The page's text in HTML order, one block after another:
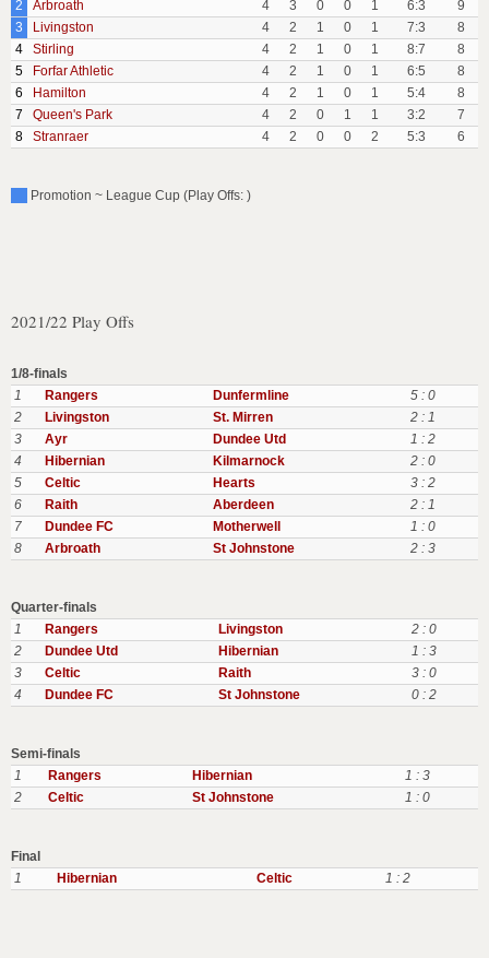
2 Arbroath 4 3 0 0 1 6:3
9
3
Livingston 4 2 1 0 1 7:3
8
4
Stirling 4 2 1 0 1 8:7
8
5
Forfar Athletic 4 2 1 0 1 6:5
8
6
Hamilton 4 2 1 0 1 5:4
8
7
Queen's Park 4 2 0 1 1 3:2
7
8
Stranraer 4 2 0 0 2 5:3 6
Promotion ~ League Cup (Play Offs: )
2021/22 Play Offs
1/8-finals
1
Rangers Dunfermline
5 : 0
2
Livingston St. Mirren
2 : 1
3
Ayr Dundee Utd
1 : 2
4
Hibernian Kilmarnock
2 : 0
5
Celtic Hearts
3 : 2
6
Raith Aberdeen
2 : 1
7
Dundee FC Motherwell
1 : 0
8
Arbroath St Johnstone 2 : 3
Quarter-finals
1
Rangers Livingston
2 : 0
2
Dundee Utd Hibernian
1 : 3
3
Celtic Raith
3 : 0
4
Dundee FC St Johnstone 0 : 2
Semi-finals
1
Rangers Hibernian
1 : 3
2
Celtic St Johnstone 1 : 0
Final
1
Hibernian Celtic 1 : 2